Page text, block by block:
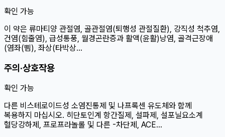
확인 가능
이 약은 류마티양 관절염, 골관절염(퇴행성 관절질환), 강직성 척추염,
건염(힘줄염), 급성통풍, 월경곤란증과 활액(윤활)낭염, 골격근장애
(염좌(삠), 좌상(타박상…
주의·상호작용
확인 가능
다른 비스테로이드성 소염진통제 및 나프록센 유도체와 함께
복용하지 마십시오. 히단토인계 항간질제, 설파제, 설포닐요소계
혈당강하제, 프로프라놀롤 및 다른 -차단제, ACE…